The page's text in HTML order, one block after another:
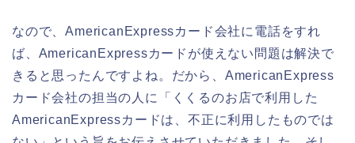
なので、AmericanExpressカード会社に電話をすれ
ば、AmericanExpressカードが使えない問題は解決で
きると思ったんですよね。だから、AmericanExpress
カード会社の担当の人に「くくるのお店で利用した
AmericanExpressカードは、不正に利用したものでは